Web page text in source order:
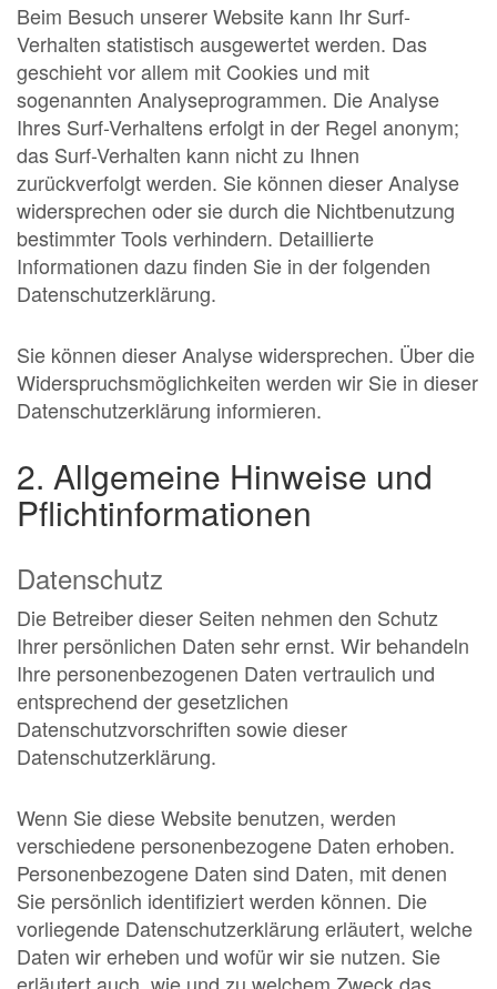
Beim Besuch unserer Website kann Ihr Surf-
Verhalten statistisch ausgewertet werden. Das
geschieht vor allem mit Cookies und mit
sogenannten Analyseprogrammen. Die Analyse
Ihres Surf-Verhaltens erfolgt in der Regel anonym;
das Surf-Verhalten kann nicht zu Ihnen
zurückverfolgt werden. Sie können dieser Analyse
widersprechen oder sie durch die Nichtbenutzung
bestimmter Tools verhindern. Detaillierte
Informationen dazu finden Sie in der folgenden
Datenschutzerklärung.
Sie können dieser Analyse widersprechen. Über die
Widerspruchsmöglichkeiten werden wir Sie in dieser
Datenschutzerklärung informieren.
2. Allgemeine Hinweise und
Pflichtinformationen
Datenschutz
Die Betreiber dieser Seiten nehmen den Schutz
Ihrer persönlichen Daten sehr ernst. Wir behandeln
Ihre personenbezogenen Daten vertraulich und
entsprechend der gesetzlichen
Datenschutzvorschriften sowie dieser
Datenschutzerklärung.
Wenn Sie diese Website benutzen, werden
verschiedene personenbezogene Daten erhoben.
Personenbezogene Daten sind Daten, mit denen
Sie persönlich identifiziert werden können. Die
vorliegende Datenschutzerklärung erläutert, welche
Daten wir erheben und wofür wir sie nutzen. Sie